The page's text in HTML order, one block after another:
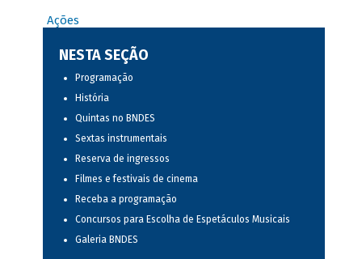
Ações
NESTA SEÇÃO
Programação
História
Quintas no BNDES
Sextas instrumentais
Reserva de ingressos
Filmes e festivais de cinema
Receba a programação
Concursos para Escolha de Espetáculos Musicais
Galeria BNDES